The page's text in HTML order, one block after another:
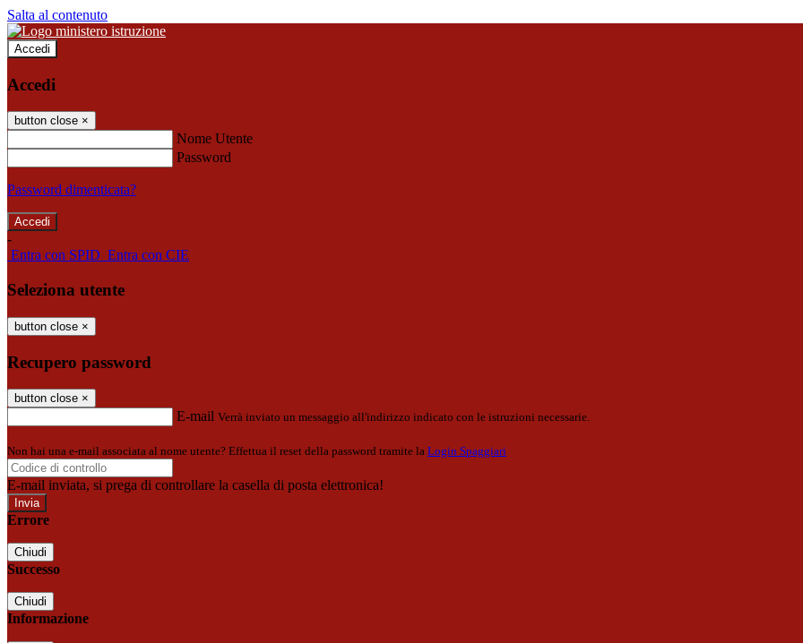
Salta al contenuto
Accedi
Accedi
button close ×
Nome Utente
Password
Password dimenticata?
-
Entra con SPID Entra con CIE
Seleziona utente
button close ×
Recupero password
button close ×
E-mail Verrà inviato un messaggio all'indirizzo indicato con le istruzioni necessarie.
Non hai una e-mail associata al nome utente? Effettua il reset della password tramite la Login Spaggiari
E-mail inviata, si prega di controllare la casella di posta elettronica!
Errore
Chiudi
Successo
Chiudi
Informazione